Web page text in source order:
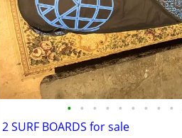
• • • • • • • • •
2 SURF BOARDS for sale